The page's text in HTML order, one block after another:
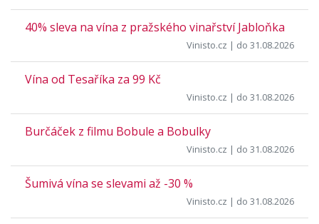
40% sleva na vína z pražského vinařství Jabloňka
Vinisto.cz | do 31.08.2026
Vína od Tesaříka za 99 Kč
Vinisto.cz | do 31.08.2026
Burčáček z filmu Bobule a Bobulky
Vinisto.cz | do 31.08.2026
Šumivá vína se slevami až -30 %
Vinisto.cz | do 31.08.2026